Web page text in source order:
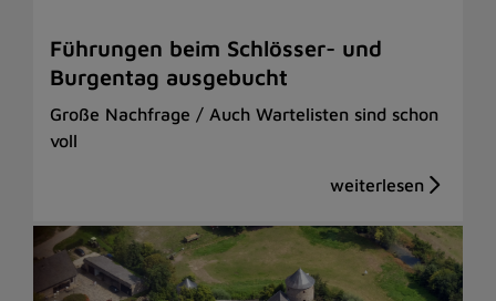
Führungen beim Schlösser- und
Burgentag ausgebucht
Große Nachfrage / Auch Wartelisten sind schon
voll